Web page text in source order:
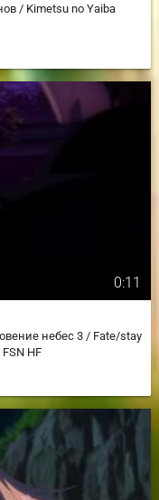
/ Kimetsu no Yaiba
0:11
небес 3 / Fate/stay
HF